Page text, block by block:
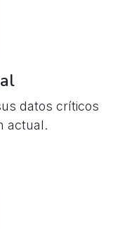
datos críticos
actual.